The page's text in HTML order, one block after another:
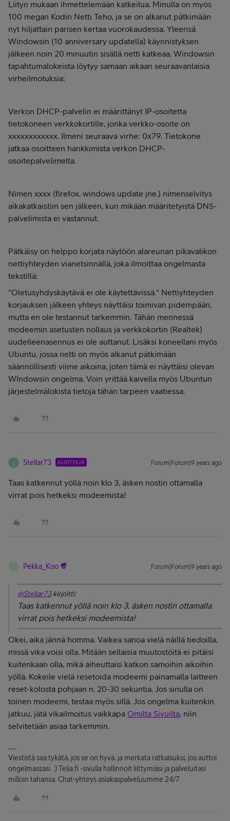
Liityn mukaan ihmettelemään katkeilua. Minulla on myös
100 megan Kodin Netti Teho, ja se on alkanut pätkimään
nyt hiljattain parisen kertaa vuorokaudessa. Yleensä
Windowsin (10 anniversary updatella) käynnistyksen
jälkeen noin 20 minuutin sisällä netti katkeaa. Windowsin
tapahtumalokeista löytyy samaan aikaan seuraavanlaisia
virheilmotuksia:
Verkon DHCP-palvelin ei määrittänyt IP-osoitetta
tietokoneen verkkokortille, jonka verkko-osoite on
xxxxxxxxxxxx. Ilmeni seuraava virhe: 0x79. Tietokone
jatkaa osoitteen hankkimista verkon DHCP-
osoitepalvelimelta.
Nimen xxxx (firefox, windows update jne.) nimenselvitys
aikakatkaistiin sen jälkeen, kun mikään määritetyistä DNS-
palvelimista ei vastannut.
Pätkäisy on helppo korjata näytöön alareunan pikavalikon
nettiyhteyden vianetsinnällä, joka ilmoittaa ongelmasta
tekstillä:
"Oletusyhdyskäytävä ei ole käytettävissä." Nettiyhteyden
korjauksen jälkeen yhteys näyttäisi toimivan pidempään,
mutta en ole testannut tarkemmin. Tähän mennessä
modeemin asetusten nollaus ja verkkokortin (Realtek)
uudelleenasennus ei ole auttanut. Lisäksi koneellani myös
Ubuntu, jossa netti on myös alkanut pätkimään
säännöllisesti viime aikoina, joten tämä ei näyttäisi olevan
WIndowsin ongelma. Voin yrittää kaivella myös Ubuntun
järjestelmälokista tietoja tähän tarpeen vaatiessa.
S Stellar73 ALOITTAJA Forum|Forum|9 years ago
Taas katkennut yöllä noin klo 3, äsken nostin ottamalla
virrat pois hetkeksi modeemista!
Pekka_Koo Forum|Forum|9 years ago
@Stellar73kirjoitti:
Taas katkennut yöllä noin klo 3, äsken nostin ottamalla
virrat pois hetkeksi modeemista!
Okei, aika jännä homma. Vaikea sanoa vielä näillä tiedoilla,
missä vika voisi olla. Mitään sellaisia muutostöitä ei pitäisi
kuitenkaan olla, mikä aiheuttaisi katkon samoihin aikoihin
yöllä. Kokeile vielä resetoida modeemi painamalla laitteen
reset-kolosta pohjaan n. 20-30 sekuntia. Jos sinulla on
toinen modeemi, testaa myös sillä. Jos ongelma kuitenkin
jatkuu, jätä vikailmoitus vaikkapa Omilta Sivuilta, niin
selvitetään asiaa tarkemmin.
Viestistä saa tykätä, jos se on hyvä, ja merkata ratkaisuksi, jos auttoi
ongelmassasi. :) Telia.fi -sivulla hallinnoit liittymiäsi ja palveluitasi
milloin tahansa. Chat-yhteys asiakaspalveluumme 24/7